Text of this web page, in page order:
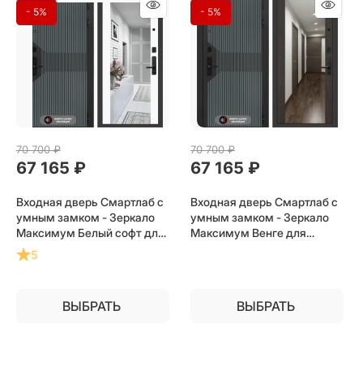
- 5%
70 700 ₽
67 165 ₽
Входная дверь Смартлаб с
умным замком - Зеркало
Максимум Белый софт для
установки в квартиру
5
ВЫБРАТЬ
- 5%
70 700 ₽
67 165 ₽
Входная дверь Смартлаб с
умным замком - Зеркало
Максимум Венге для
ВЫБРАТЬ